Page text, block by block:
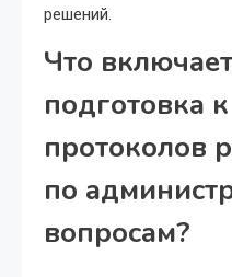
решений.
Что
подготовка
протоколов
по
вопросам?